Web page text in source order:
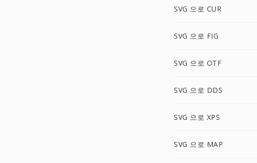
SVG 으로 CUR
SVG 으로 FIG
SVG 으로 OTF
SVG 으로 DDS
SVG 으로 XPS
SVG 으로 MAP